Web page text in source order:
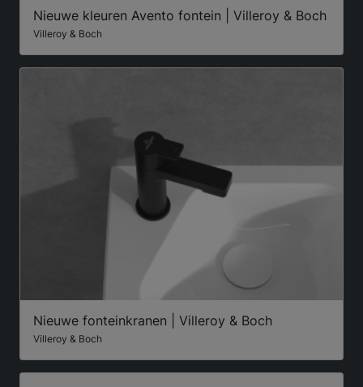
Nieuwe kleuren Avento fontein | Villeroy & Boch
Villeroy & Boch
Nieuwe fonteinkranen | Villeroy & Boch
Villeroy & Boch